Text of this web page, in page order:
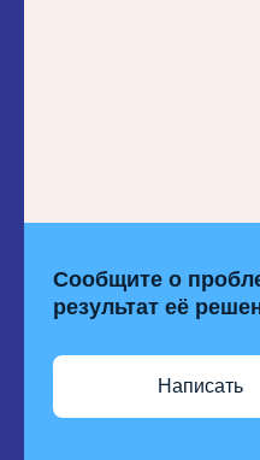
Сообщите о
результат её
Написать